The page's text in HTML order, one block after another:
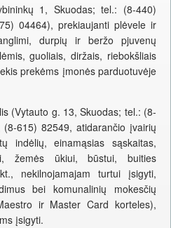
1, Skuodas; tel.: (8-440)
04464), prekiaujanti plėvele ir
durpių ir beržo pjuvenų
guoliais, diržais, riebokšliais
prekėms įmonės parduotuvėje
(Vytauto g. 13, Skuodas; tel.: (8-
615) 82549, atidarančio įvairių
indėlių, einamąsias sąskaitas,
žemės ūkiui, būstui, buities
nekilnojamajam turtui įsigyti,
bei komunalinių mokesčių
ir Master Card korteles),
įsigyti.